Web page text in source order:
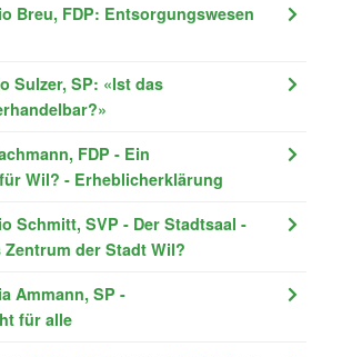
Breu, FDP: Entsorgungswesen
Sulzer, SP: «Ist das
FDP - Ein
Wil? - Erheblicherklärung
Schmitt, SVP - Der Stadtsaal -
der Stadt Wil?
Ammann, SP -
für alle